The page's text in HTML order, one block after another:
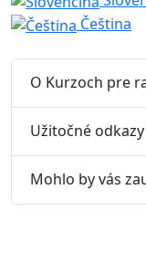
Čeština
O Kurzoch pre
Užitočné odkazy
Mohlo by vás